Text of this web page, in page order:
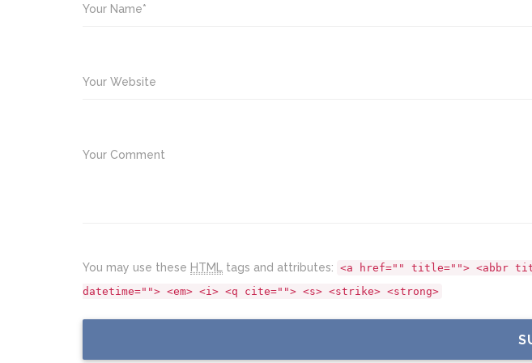
Your Name*
Your Website
Your Comment
You may use these HTML tags and attributes: <a href="" title=""> <abbr
datetime=""> <em> <i> <q cite=""> <s> <strike> <strong>